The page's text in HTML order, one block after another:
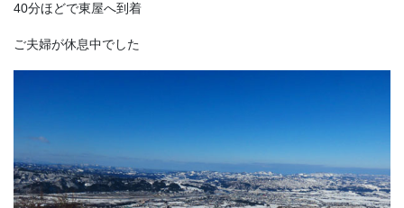
40分ほどで東屋へ到着
ご夫婦が休息中でした